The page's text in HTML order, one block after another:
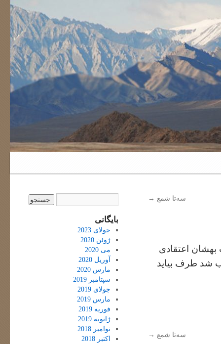
سه‌تا شمع →
اعتقادی
شد طرف بیاید
سه‌تا شمع →
بایگانی
جولای 2023
ژوئن 2020
می 2020
آوریل 2020
مارس 2020
سپتامبر 2019
جولای 2019
مارس 2019
فوریه 2019
ژانویه 2019
نوامبر 2018
اکتبر 2018